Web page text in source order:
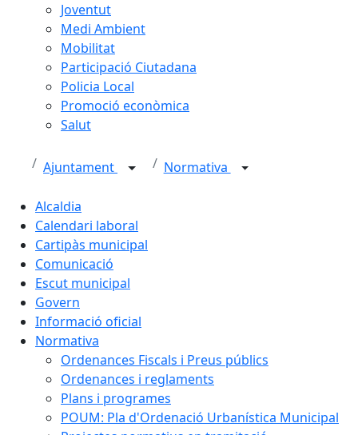
Joventut
Medi Ambient
Mobilitat
Participació Ciutadana
Policia Local
Promoció econòmica
Salut
Ajuntament Normativa
Alcaldia
Calendari laboral
Cartipàs municipal
Comunicació
Escut municipal
Govern
Informació oficial
Normativa
Ordenances Fiscals i Preus públics
Ordenances i reglaments
Plans i programes
POUM: Pla d'Ordenació Urbanística Municipal